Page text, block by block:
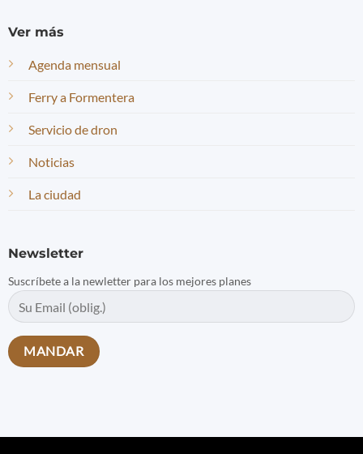
Ver más
Agenda mensual
Ferry a Formentera
Servicio de dron
Noticias
La ciudad
Newsletter
Suscríbete a la newletter para los mejores planes